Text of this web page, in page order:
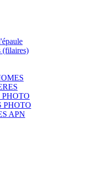
(filaires)
PHOTO
PHOTO
APN